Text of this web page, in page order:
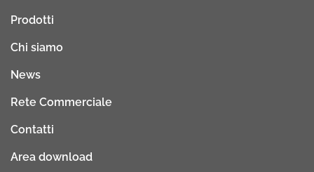
Prodotti
Chi siamo
News
Rete Commerciale
Contatti
Area download